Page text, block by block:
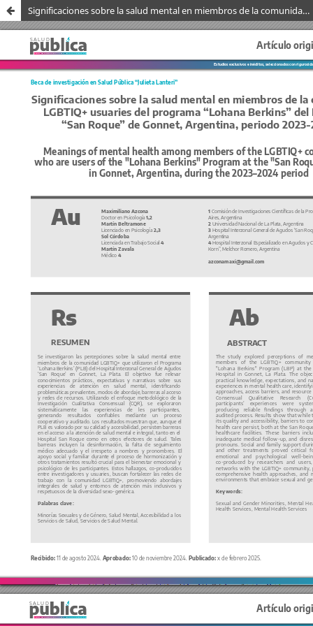
Significaciones sobre la salud mental en miembros de la comunidad LGBTIQ+ usuaries del programa “Lohana Berkins” del Hospital “San Roque” de Gonnet, Argentina, periodo 2023-2024